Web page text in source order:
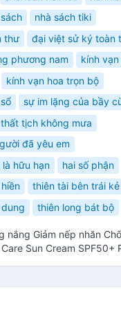
sách
nhà sách tiki
thư
đại việt sử ký toàn
phương nam
kính vạn
kính vạn hoa trọn bộ
sự im lặng của bầy
thất tịch không mưa
đã yêu em
hữu hạn
hai số phận
thiên tài bên trái
thiên long bát bộ
nắng Giảm nếp nhăn
Sun Cream SPF50+